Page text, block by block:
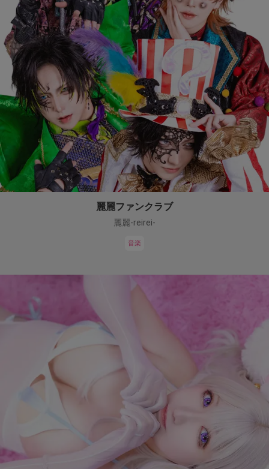
麗麗ファンクラブ
麗麗-reirei-
音楽